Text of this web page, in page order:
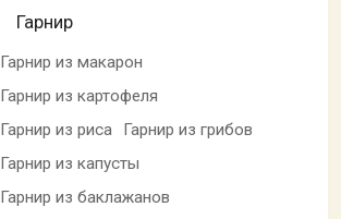
Гарнир
Гарнир из макарон
Гарнир из картофеля
Гарнир из риса
Гарнир из грибов
Гарнир из капусты
Гарнир из баклажанов